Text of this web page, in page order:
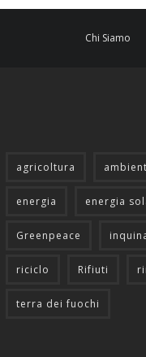
Chi Siamo
agricoltura
energia energia
Greenpeace
riciclo Rifiuti
terra dei fuochi